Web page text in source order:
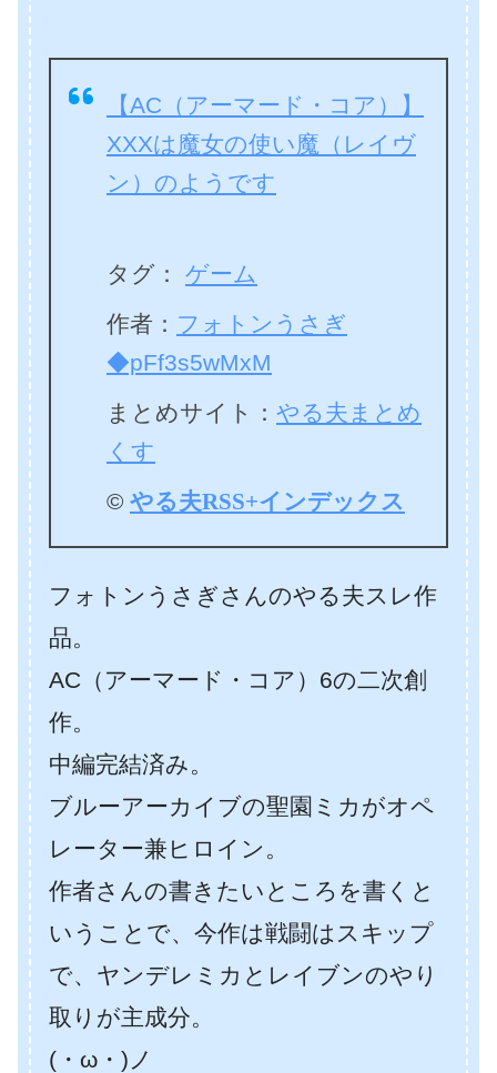
【AC（アーマード・コア）】
XXXは魔女の使い魔（レイヴ
ン）のようです
タグ： ゲーム
作者： フォトンうさぎ
◆pFf3s5wMxM
まとめサイト： やる夫まとめ
くす
© やる夫RSS+インデックス
フォトンうさぎさんのやる夫スレ作
品。
AC（アーマード・コア）6の二次創
作。
中編完結済み。
ブルーアーカイブの聖園ミカがオペ
レーター兼ヒロイン。
作者さんの書きたいところを書くと
いうことで、今作は戦闘はスキップ
で、ヤンデレミカとレイブンのやり
取りが主成分。
(・ω・)ノ